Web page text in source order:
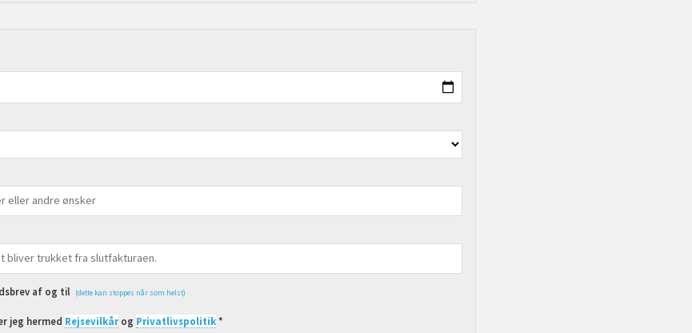
af og til (dette kan stoppes når som helst)
jeg hermed Rejsevilkårog Privatlivspolitik*